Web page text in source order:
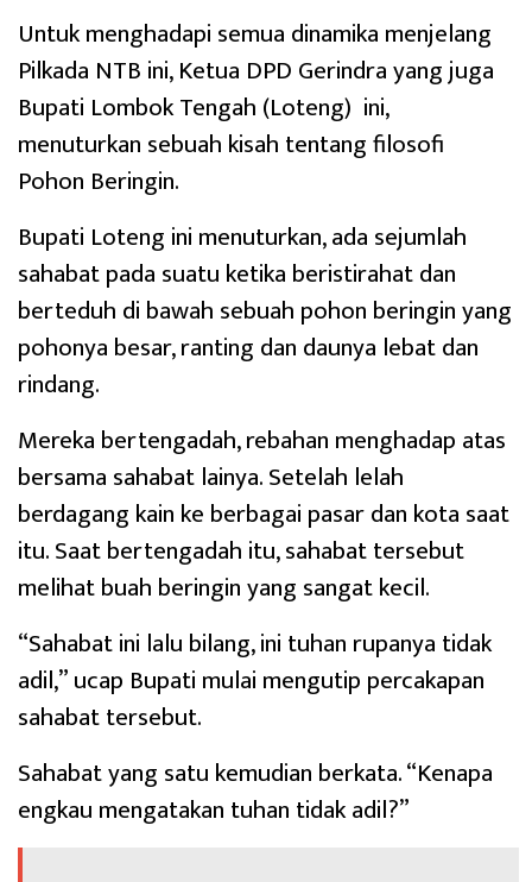
Untuk menghadapi semua dinamika menjelang
Pilkada NTB ini, Ketua DPD Gerindra yang juga
Bupati Lombok Tengah (Loteng) ini,
menuturkan sebuah kisah tentang filosofi
Pohon Beringin.
Bupati Loteng ini menuturkan, ada sejumlah
sahabat pada suatu ketika beristirahat dan
berteduh di bawah sebuah pohon beringin yang
pohonya besar, ranting dan daunya lebat dan
rindang.
Mereka bertengadah, rebahan menghadap atas
bersama sahabat lainya. Setelah lelah
berdagang kain ke berbagai pasar dan kota saat
itu. Saat bertengadah itu, sahabat tersebut
melihat buah beringin yang sangat kecil.
“Sahabat ini lalu bilang, ini tuhan rupanya tidak
adil,” ucap Bupati mulai mengutip percakapan
sahabat tersebut.
Sahabat yang satu kemudian berkata. “Kenapa
engkau mengatakan tuhan tidak adil?”